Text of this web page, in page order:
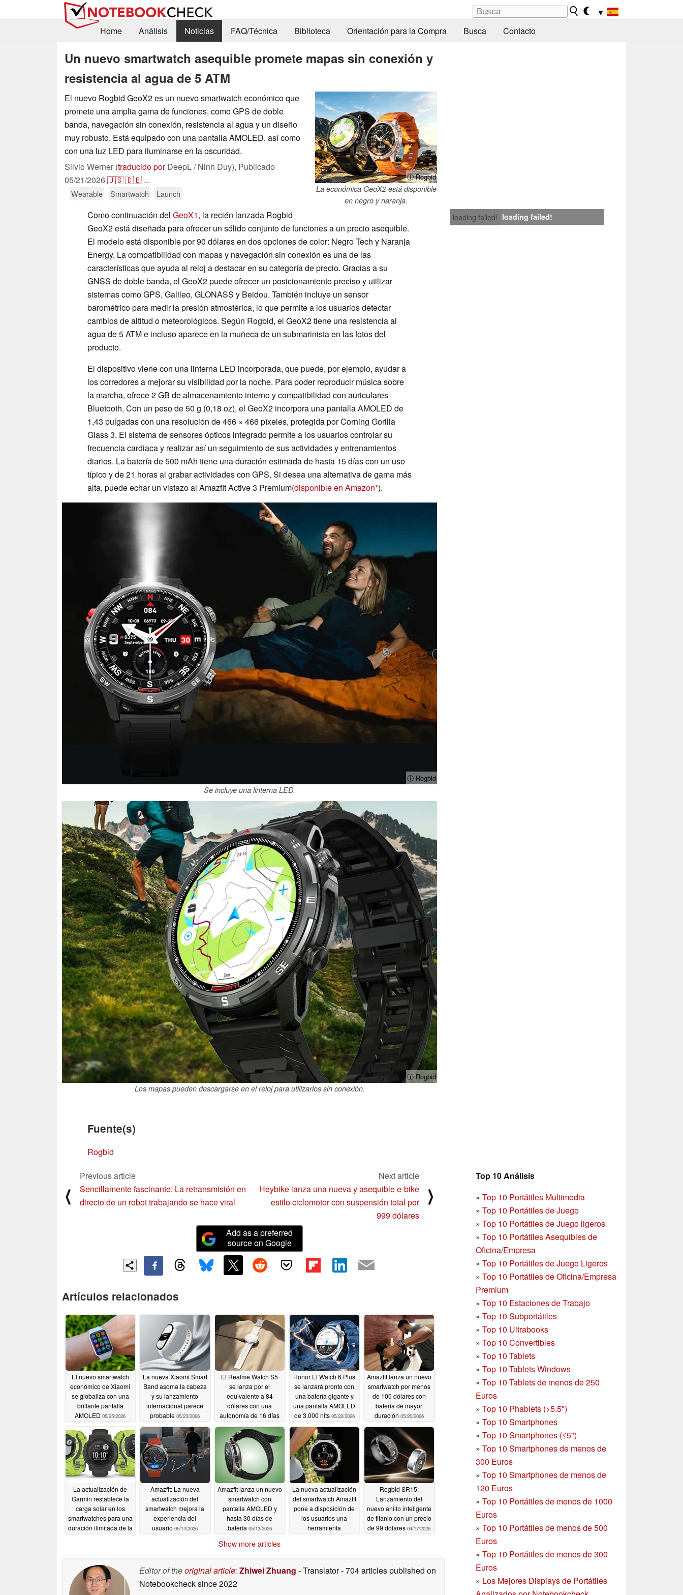
▼
Home
Análisis Noticias FAQ/Técnica Biblioteca Orientación para la Compra Busca Contacto
Un nuevo smartwatch asequible promete mapas sin conexión y
resistencia al agua de 5 ATM
ⓘ Rogbid
La económica GeoX2 está disponible
en negro y naranja.
El nuevo Rogbid GeoX2 es un nuevo smartwatch económico que
promete una amplia gama de funciones, como GPS de doble
banda, navegación sin conexión, resistencia al agua y un diseño
muy robusto. Está equipado con una pantalla AMOLED, así como
con una luz LED para iluminarse en la oscuridad.
Silvio Werner (traducido porDeepL / Ninh Duy), Publicado
05/21/2026🇺🇸🇩🇪 ...
Wearable Smartwatch Launch
loading failed! loading failed!
Como continuación del GeoX1, la recién lanzada Rogbid
GeoX2 está diseñada para ofrecer un sólido conjunto de funciones a un precio asequible.
El modelo está disponible por 90 dólares en dos opciones de color: Negro Tech y Naranja
Energy. La compatibilidad con mapas y navegación sin conexión es una de las
características que ayuda al reloj a destacar en su categoría de precio. Gracias a su
GNSS de doble banda, el GeoX2 puede ofrecer un posicionamiento preciso y utilizar
sistemas como GPS, Galileo, GLONASS y Beidou. También incluye un sensor
barométrico para medir la presión atmosférica, lo que permite a los usuarios detectar
cambios de altitud o meteorológicos. Según Rogbid, el GeoX2 tiene una resistencia al
agua de 5 ATM e incluso aparece en la muñeca de un submarinista en las fotos del
producto.
El dispositivo viene con una linterna LED incorporada, que puede, por ejemplo, ayudar a
los corredores a mejorar su visibilidad por la noche. Para poder reproducir música sobre
la marcha, ofrece 2 GB de almacenamiento interno y compatibilidad con auriculares
Bluetooth. Con un peso de 50 g (0,18 oz), el GeoX2 incorpora una pantalla AMOLED de
1,43 pulgadas con una resolución de 466 × 466 píxeles, protegida por Corning Gorilla
Glass 3. El sistema de sensores ópticos integrado permite a los usuarios controlar su
frecuencia cardiaca y realizar así un seguimiento de sus actividades y entrenamientos
diarios. La batería de 500 mAh tiene una duración estimada de hasta 15 días con un uso
típico y de 21 horas al grabar actividades con GPS. Si desea una alternativa de gama más
alta, puede echar un vistazo al Amazfit Active 3 Premium(disponible en Amazon ).
ⓘ Rogbid
Se incluye una linterna LED.
ⓘ Rogbid
Los mapas pueden descargarse en el reloj para utilizarlos sin conexión.
Fuente(s)
Rogbid
Top 10 Análisis
» Top 10 Portátiles Multimedia
» Top 10 Portátiles de Juego
» Top 10 Portátiles de Juego ligeros
» Top 10 Portátiles Asequibles de
Oficina/Empresa
» Top 10 Portátiles de Juego Ligeros
» Top 10 Portátiles de Oficina/Empresa
Premium
» Top 10 Estaciones de Trabajo
» Top 10 Subportátiles
» Top 10 Ultrabooks
» Top 10 Convertibles
» Top 10 Tablets
» Top 10 Tablets Windows
» Top 10 Tablets de menos de 250
Euros
» Top 10 Phablets (>5.5")
» Top 10 Smartphones
» Top 10 Smartphones (≤5")
» Top 10 Smartphones de menos de
300 Euros
» Top 10 Smartphonesde menos de
120 Euros
» Top 10 Portátiles de menos de 1000
Euros
» Top 10 Portátiles de menos de 500
Euros
» Top 10 Portátiles de menos de 300
Euros
» Los Mejores Displays de Portátiles
⟨
Previous article
Sencillamente fascinante: La retransmisión en
directo de un robot trabajando se hace viral
Next article
Heybike lanza una nueva y asequible e-bike
estilo ciclomotor con suspensión total por
999 dólares
⟩
Add as a preferred
source on Google
Artículos relacionados
El nuevo smartwatch
económico de Xiaomi
se globaliza con una
brillante pantalla
AMOLED 05/25/2026
La nueva Xiaomi Smart
Band asoma la cabeza
y su lanzamiento
internacional parece
probable 05/23/2026
El Realme Watch S5
se lanza por el
equivalente a 84
dólares con una
autonomía de 16 días
05/22/2026
Honor El Watch 6 Plus
se lanzará pronto con
una batería gigante y
una pantalla AMOLED
de 3.000 nits 05/22/2026
Amazfit lanza un nuevo
smartwatch por menos
de 100 dólares con
batería de mayor
duración 05/20/2026
La actualización de
Garmin restablece la
carga solar en los
smartwatches para una
duración ilimitada de la
Amazfit: La nueva
actualización del
smartwatch mejora la
experiencia del
usuario 05/14/2026
Amazfit lanza un nuevo
smartwatch con
pantalla AMOLED y
hasta 30 días de
batería 05/13/2026
La nueva actualización
del smartwatch Amazfit
pone a disposición de
los usuarios una
herramienta
Rogbid SR15:
Lanzamiento del
nuevo anillo inteligente
de titanio con un precio
de 99 dólares 04/17/2026
Show more articles
Editor of theoriginal article:Zhiwei Zhuang - Translator- 704 articles published on
Notebookchecksince 2022